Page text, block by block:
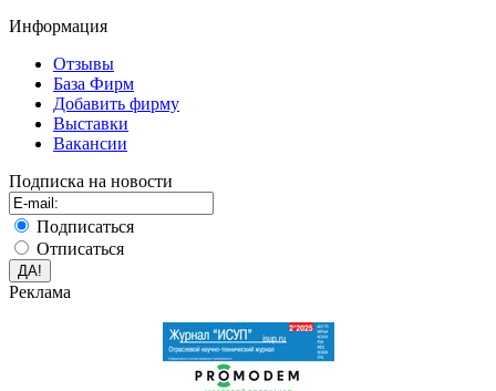
Информация
Отзывы
База Фирм
Добавить фирму
Выставки
Вакансии
Подписка на новости
Подписаться
Отписаться
Реклама